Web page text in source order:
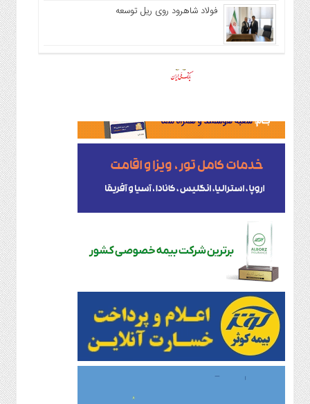
فولاد شاهرود روی ریل توسعه